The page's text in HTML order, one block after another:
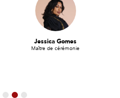
H.E. Farid Ghezali
Secrétaire général,Organisation des